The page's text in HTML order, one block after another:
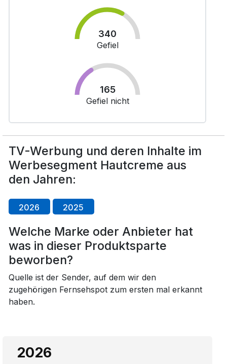
340
Gefiel
165
Gefiel nicht
TV-Werbung und deren Inhalte im
Werbesegment Hautcreme aus
den Jahren:
2026 2025
Welche Marke oder Anbieter hat
was in dieser Produktsparte
beworben?
Quelle ist der Sender, auf dem wir den
zugehörigen Fernsehspot zum ersten mal erkannt
haben.
2026